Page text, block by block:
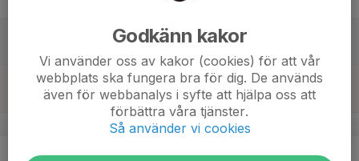
v.34
Godkänn kakor
Vi använder oss av kakor (cookies) för att vår
webbplats ska fungera bra för dig. De används
även för webbanalys i syfte att hjälpa oss att
förbättra våra tjänster.
Så använder vi cookies